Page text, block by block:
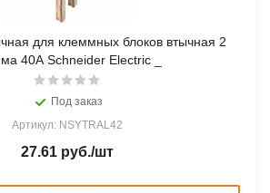
для клеммных блоков втычная 2
40А Schneider Electric _
Под заказ
Артикул: NSYTRAL42
27.61 руб./шт